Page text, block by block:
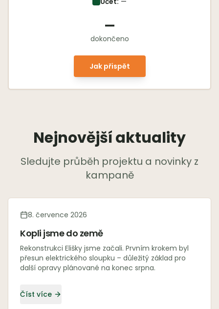
—
dokončeno
Jak přispět
Nejnovější aktuality
Sledujte průběh projektu a novinky z
kampaně
8. července 2026
Kopli jsme do země
Rekonstrukci Elišky jsme začali. Prvním krokem byl
přesun elektrického sloupku – důležitý základ pro
další opravy plánované na konec srpna.
Číst více